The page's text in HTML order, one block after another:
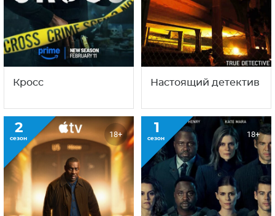
Кросс Настоящий детектив
2
сезон 18+ 1
сезон 18+